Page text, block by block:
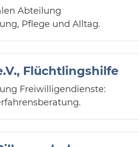
Abteilung
Pflege und Alltag.
Flüchtlingshilfe
Freiwilligendienste: